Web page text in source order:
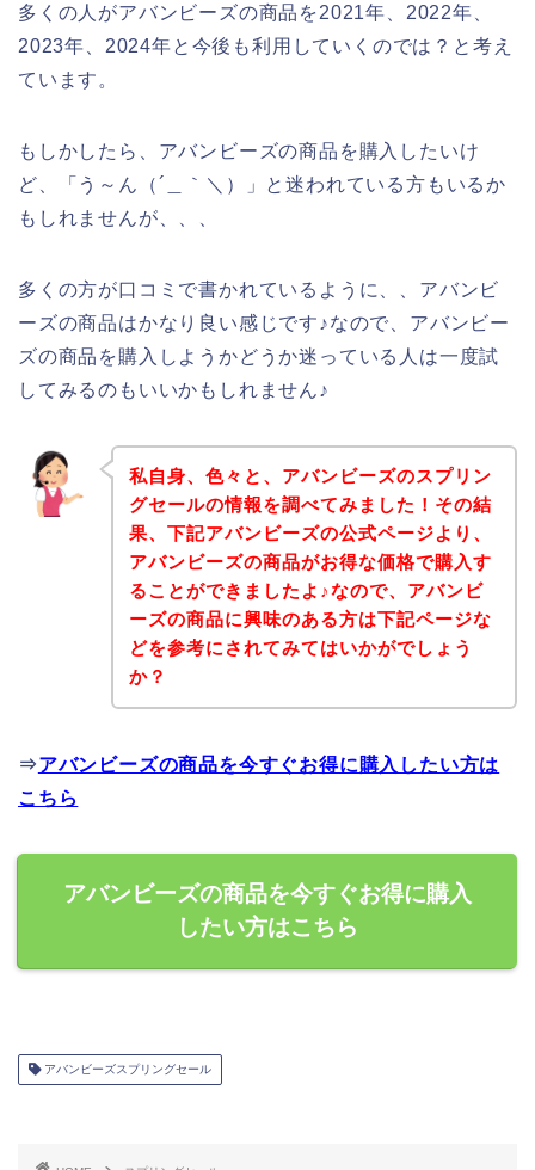
多くの人がアバンビーズの商品を2021年、2022年、
2023年、2024年と今後も利用していくのでは？と考え
ています。
もしかしたら、アバンビーズの商品を購入したいけ
ど、「う～ん（´＿｀＼）」と迷われている方もいるか
もしれませんが、、、
多くの方が口コミで書かれているように、、アバンビ
ーズの商品はかなり良い感じです♪なので、アバンビー
ズの商品を購入しようかどうか迷っている人は一度試
してみるのもいいかもしれません♪
私自身、色々と、アバンビーズのスプリン
グセールの情報を調べてみました！その結
果、下記アバンビーズの公式ページより、
アバンビーズの商品がお得な価格で購入す
ることができましたよ♪なので、アバンビ
ーズの商品に興味のある方は下記ページな
どを参考にされてみてはいかがでしょう
か？
⇒アバンビーズの商品を今すぐお得に購入したい方は
こちら
アバンビーズの商品を今すぐお得に購入
したい方はこちら
アバンビーズスプリングセール